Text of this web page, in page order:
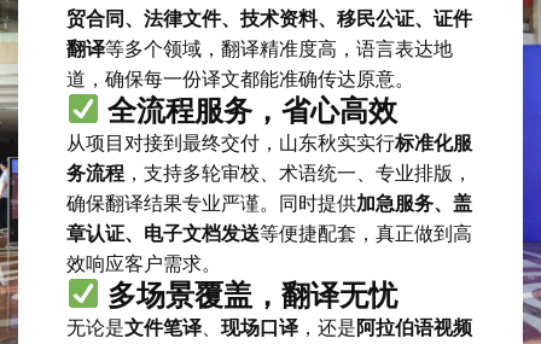
贸合同、法律文件、技术资料、移民公证、证件
翻译等多个领域，翻译精准度高，语言表达地
道，确保每一份译文都能准确传达原意。
全流程服务，省心高效
从项目对接到最终交付，山东秋实实行标准化服
务流程 ，支持多轮审校、术语统一、专业排版，
确保翻译结果专业严谨。同时提供加急服务、盖
章认证、电子文档发送等便捷配套，真正做到高
效响应客户需求。
多场景覆盖，翻译无忧
无论是文件笔译 现场口译 ，还是阿拉伯语视频